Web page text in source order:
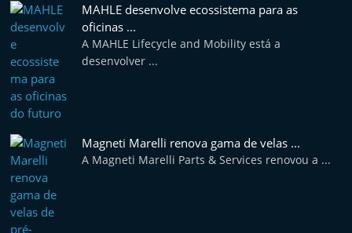
MAHLE desenvolve ecossistema para as
oficinas ...
A MAHLE Lifecycle and Mobility está a
desenvolver ...
Magneti Marelli renova gama de velas ...
A Magneti Marelli Parts & Services renovou a ...